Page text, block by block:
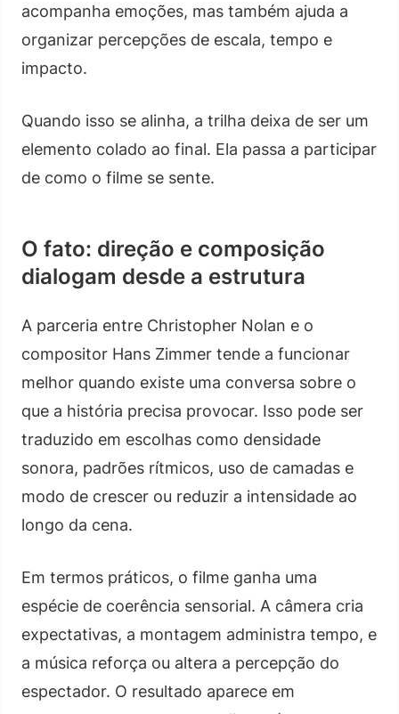
acompanha emoções, mas também ajuda a
organizar percepções de escala, tempo e
impacto.
Quando isso se alinha, a trilha deixa de ser um
elemento colado ao final. Ela passa a participar
de como o filme se sente.
O fato: direção e composição
dialogam desde a estrutura
A parceria entre Christopher Nolan e o
compositor Hans Zimmer tende a funcionar
melhor quando existe uma conversa sobre o
que a história precisa provocar. Isso pode ser
traduzido em escolhas como densidade
sonora, padrões rítmicos, uso de camadas e
modo de crescer ou reduzir a intensidade ao
longo da cena.
Em termos práticos, o filme ganha uma
espécie de coerência sensorial. A câmera cria
expectativas, a montagem administra tempo, e
a música reforça ou altera a percepção do
espectador. O resultado aparece em